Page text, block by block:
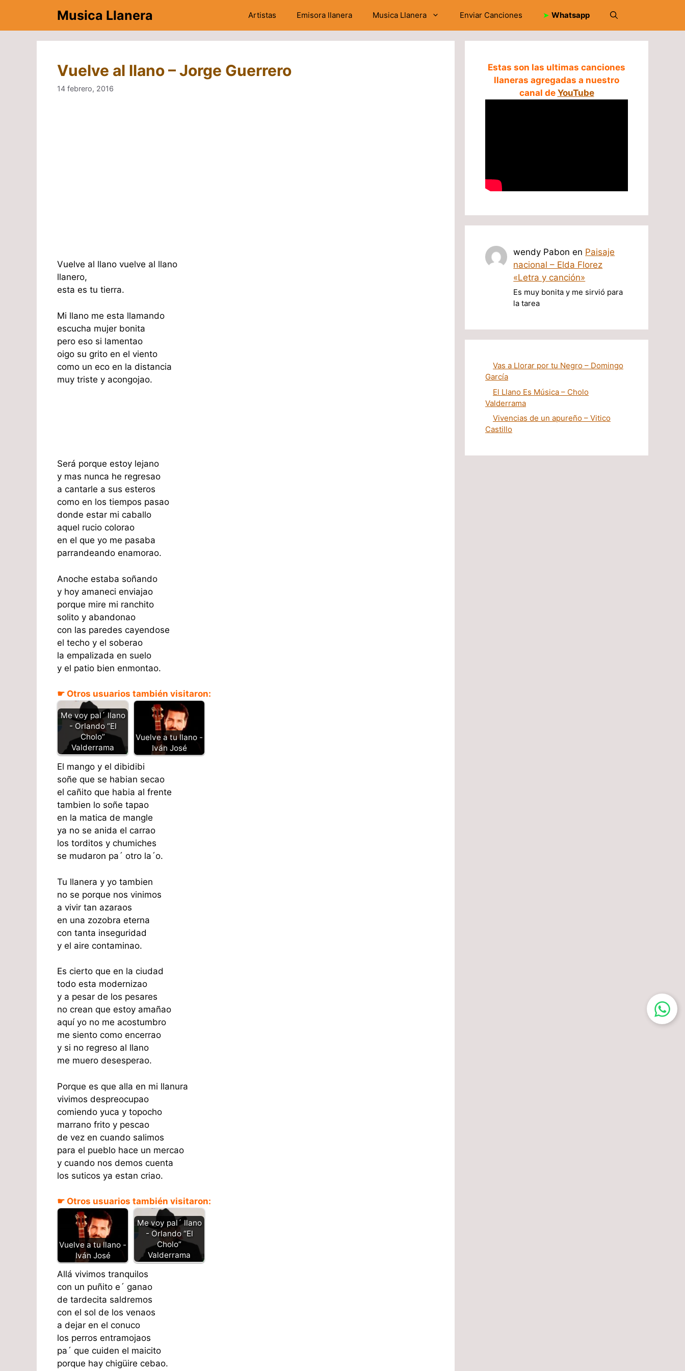
contenido
Musica Llanera Artistas Emisora llanera Musica Llanera Enviar Canciones ➤ Whatsapp
Vuelve al llano – Jorge Guerrero
14 febrero, 2016
Vuelve al llano vuelve al llano
llanero,
esta es tu tierra.
Mi llano me esta llamando
escucha mujer bonita
pero eso si lamentao
oigo su grito en el viento
como un eco en la distancia
muy triste y acongojao.
Será porque estoy lejano
y mas nunca he regresao
a cantarle a sus esteros
como en los tiempos pasao
donde estar mi caballo
aquel rucio colorao
en el que yo me pasaba
parrandeando enamorao.
Anoche estaba soñando
y hoy amaneci enviajao
porque mire mi ranchito
solito y abandonao
con las paredes cayendose
el techo y el soberao
la empalizada en suelo
y el patio bien enmontao.
☛ Otros usuarios también visitaron:
Me voy pal´ llano
- Orlando “El
Cholo”
Valderrama
Vuelve a tu llano -
Iván José
El mango y el dibidibi
soñe que se habian secao
el cañito que habia al frente
tambien lo soñe tapao
en la matica de mangle
ya no se anida el carrao
los torditos y chumiches
se mudaron pa´ otro la´o.
Tu llanera y yo tambien
no se porque nos vinimos
a vivir tan azaraos
en una zozobra eterna
con tanta inseguridad
y el aire contaminao.
Es cierto que en la ciudad
todo esta modernizao
y a pesar de los pesares
no crean que estoy amañao
aquí yo no me acostumbro
me siento como encerrao
y si no regreso al llano
me muero desesperao.
Porque es que alla en mi llanura
vivimos despreocupao
comiendo yuca y topocho
marrano frito y pescao
de vez en cuando salimos
para el pueblo hace un mercao
y cuando nos demos cuenta
los suticos ya estan criao.
☛ Otros usuarios también visitaron:
Vuelve a tu llano -
Iván José
Me voy pal´ llano
- Orlando “El
Cholo”
Valderrama
Allá vivimos tranquilos
con un puñito e´ ganao
de tardecita saldremos
con el sol de los venaos
a dejar en el conuco
los perros entramojaos
pa´ que cuiden el maicito
porque hay chigüire cebao.
Estas son las ultimas canciones
llaneras agregadas a nuestro
canal de YouTube
wendy Pabon en Paisaje
nacional – Elda Florez
«Letra y canción»
Es muy bonita y me sirvió para
la tarea
Vas a Llorar por tu Negro – Domingo
García
El Llano Es Música – Cholo
Valderrama
Vivencias de un apureño – Vitico
Castillo